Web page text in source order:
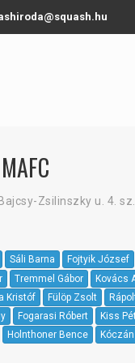
Zsilinszky u. 4. sz.
Sáli Barna Fojtyik József
Tremmel Gábor Kovács
Kristóf Fülöp Zsolt
Fogarasi Róbert Kiss
Holnthoner Bence